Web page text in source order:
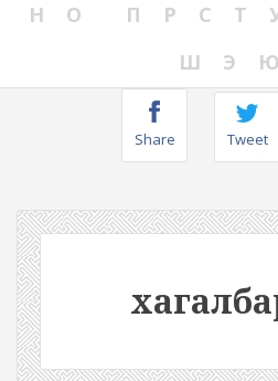
Н
О П Р С Т
Ш
Э Ю
Share Tweet